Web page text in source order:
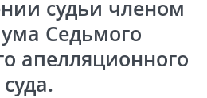
судьи членом
Седьмого
апелляционного
суда.